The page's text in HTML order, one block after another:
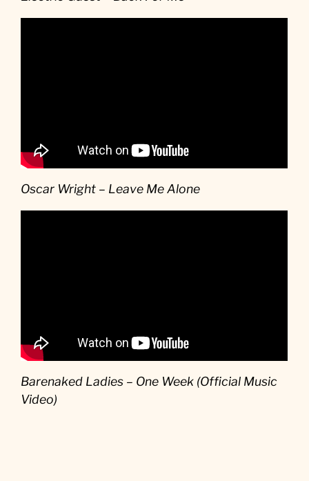
Oscar Wright – Leave Me Alone
Barenaked Ladies – One Week (Official Music
Video)